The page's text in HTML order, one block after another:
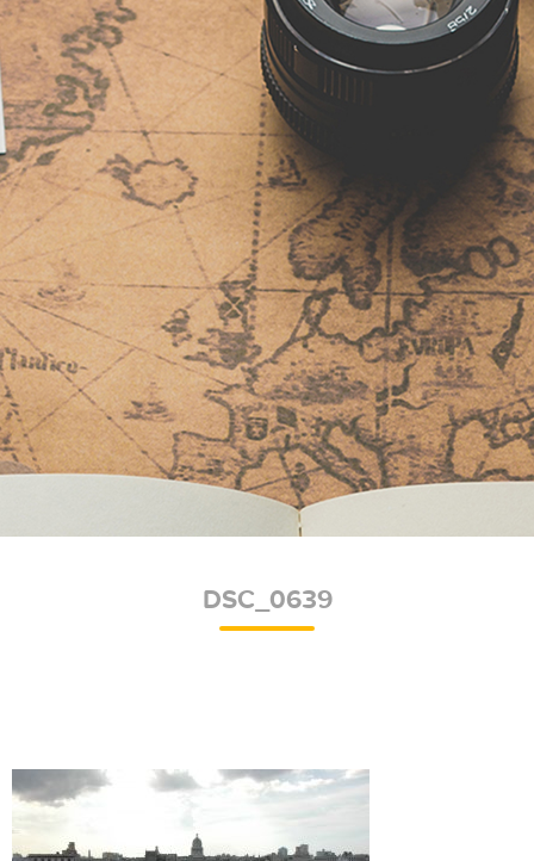
DSC_0639